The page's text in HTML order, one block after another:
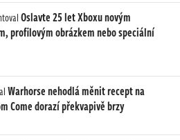
Oslavte 25 let Xboxu novým
profilovým obrázkem nebo speciální
Warhorse nehodlá měnit recept na
Come dorazí překvapivě brzy